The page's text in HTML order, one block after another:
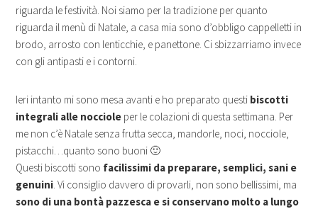
riguarda le festività. Noi siamo per la tradizione per quanto
riguarda il menù di Natale, a casa mia sono d’obbligo cappelletti in
brodo, arrosto con lenticchie, e panettone. Ci sbizzarriamo invece
con gli antipasti e i contorni.
Ieri intanto mi sono mesa avanti e ho preparato questi biscotti
integrali alle nocciole per le colazioni di questa settimana. Per
me non c’è Natale senza frutta secca, mandorle, noci, nocciole,
pistacchi…quanto sono buoni 🙂
Questi biscotti sono facilissimi da preparare, semplici, sani e
genuini. Vi consiglio davvero di provarli, non sono bellissimi, ma
sono di una bontà pazzesca e si conservano molto a lungo